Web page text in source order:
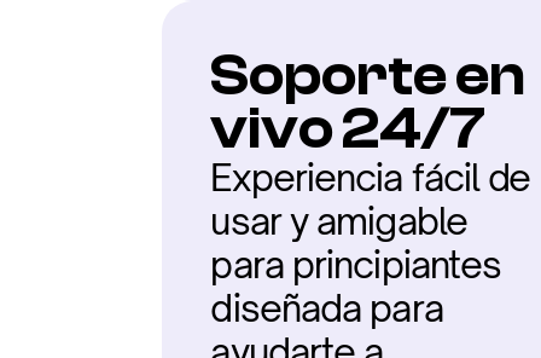
Soporte en
vivo 24/7
Experiencia fácil de
usar y amigable
para principiantes
diseñada para